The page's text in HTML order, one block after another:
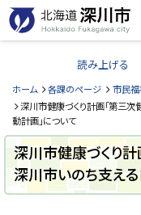
本
文
へ
へ
北
道
深
川
市
o
k
読み上げる
ホーム 各課のページ 市民福
深川市健康づくり計画「第三
動計画」について
深川市健康づくり
深川市いのち支え